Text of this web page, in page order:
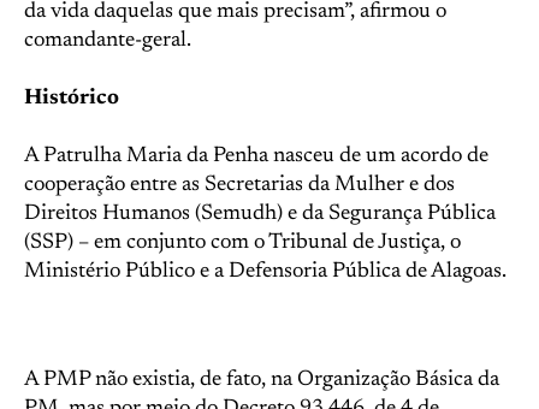
da vida daquelas que mais precisam”, afirmou o
comandante-geral.
Histórico
A Patrulha Maria da Penha nasceu de um acordo de
cooperação entre as Secretarias da Mulher e dos
Direitos Humanos (Semudh) e da Segurança Pública
(SSP) – em conjunto com o Tribunal de Justiça, o
Ministério Público e a Defensoria Pública de Alagoas.
A PMP não existia, de fato, na Organização Básica da